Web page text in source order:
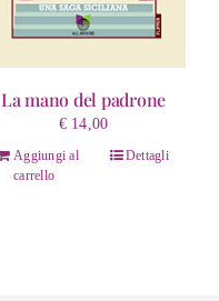
La mano del padrone
€14,00
Aggiungi al
carrello
Dettagli